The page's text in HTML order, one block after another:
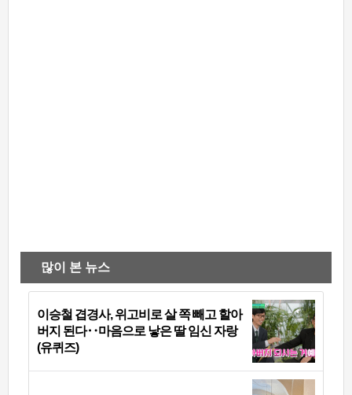
많이 본 뉴스
이승철 겹경사, 위고비로 살 쪽 빼고 할아
버지 된다‥마음으로 낳은 딸 임신 자랑
(유퀴즈)